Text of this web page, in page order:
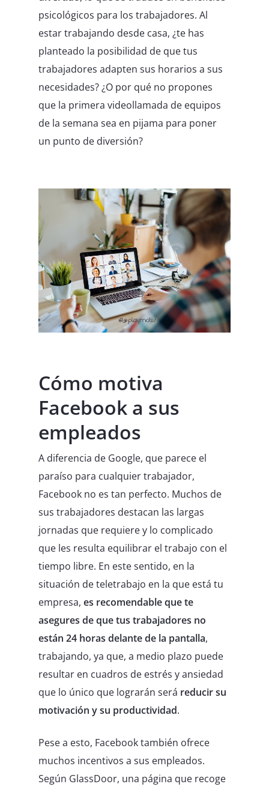
psicológicos para los trabajadores. Al
estar trabajando desde casa, ¿te has
planteado la posibilidad de que tus
trabajadores adapten sus horarios a sus
necesidades? ¿O por qué no propones
que la primera videollamada de equipos
de la semana sea en pijama para poner
un punto de diversión?
Cómo motiva
Facebook a sus
empleados
A diferencia de Google, que parece el
paraíso para cualquier trabajador,
Facebook no es tan perfecto. Muchos de
sus trabajadores destacan las largas
jornadas que requiere y lo complicado
que les resulta equilibrar el trabajo con el
tiempo libre. En este sentido, en la
situación de teletrabajo en la que está tu
empresa,es recomendable que te
asegures de que tus trabajadores no
están 24 horas delante de la pantalla,
trabajando, ya que, a medio plazo puede
resultar en cuadros de estrés y ansiedad
que lo único que lograrán será reducir su
motivación y su productividad.
Pese a esto, Facebook también ofrece
muchos incentivos a sus empleados.
Según GlassDoor, una página que recoge